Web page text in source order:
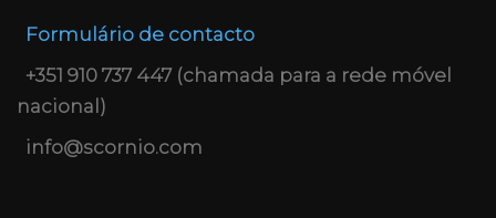
Formulário de contacto
+351 910 737 447 (chamada para a rede móvel
nacional)
info@scornio.com